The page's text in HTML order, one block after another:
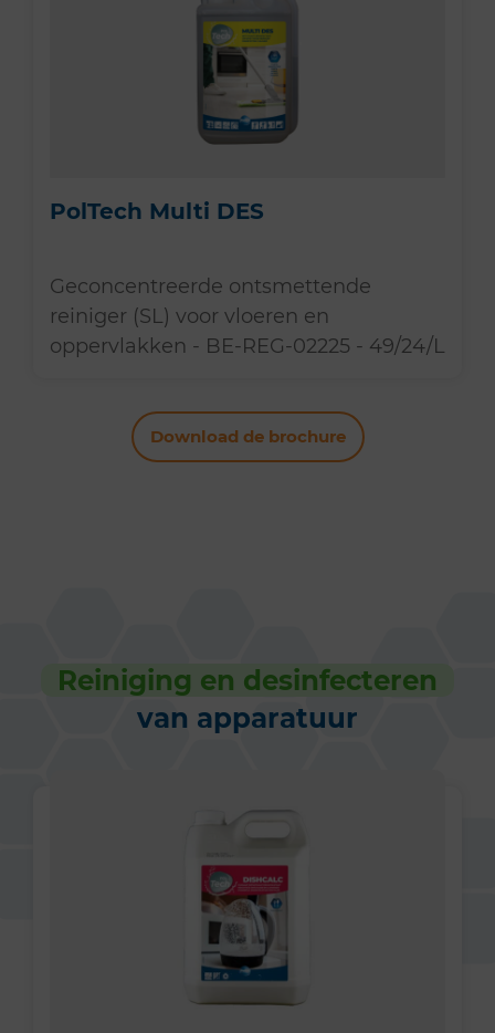
PolTech Multi DES
Geconcentreerde ontsmettende
reiniger (SL) voor vloeren en
oppervlakken - BE-REG-02225 - 49/24/L
Download de brochure
Reiniging en desinfecteren
van apparatuur